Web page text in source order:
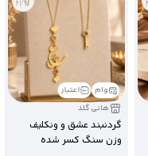
وام
اعتبار
هانی گلد
گردنبند عشق و ونکلیف
وزن سنگ کسر شده